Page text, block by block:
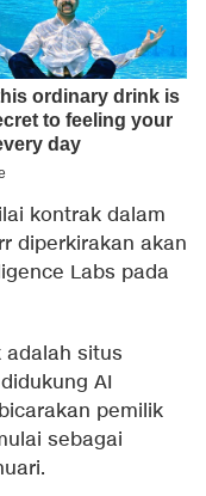
kontrak dalam
diperkirakan akan
Labs pada
adalah situs
AI
pemilik
sebagai